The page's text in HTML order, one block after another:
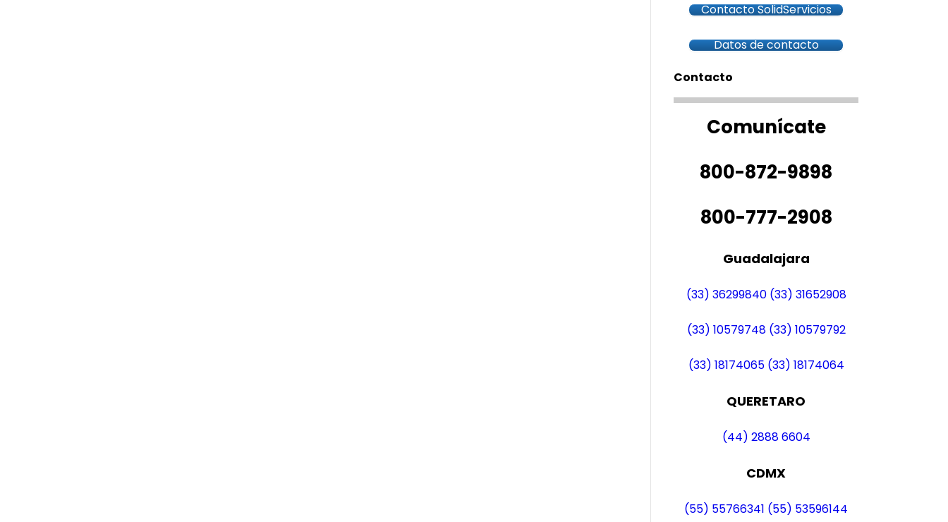
Contacto SolidServicios
Datos de contacto
Contacto
Comunícate
800-872-9898
800-777-2908
Guadalajara
(33) 36299840 (33) 31652908
(33) 10579748 (33) 10579792
(33) 18174065 (33) 18174064
QUERETARO
(44) 2888 6604
CDMX
(55) 55766341 (55) 53596144